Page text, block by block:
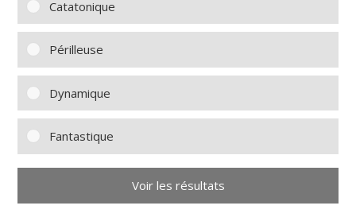
Catatonique
Périlleuse
Dynamique
Fantastique
Voir les résultats